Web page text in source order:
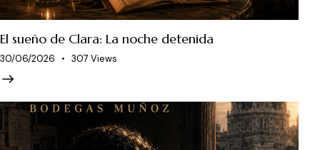
El sueño de Clara: La noche detenida
30/06/2026 307 Views